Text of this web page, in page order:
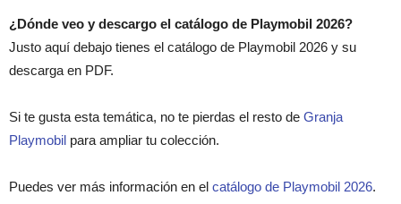
¿Dónde veo y descargo el catálogo de Playmobil 2026?
Justo aquí debajo tienes el catálogo de Playmobil 2026 y su
descarga en PDF.
Si te gusta esta temática, no te pierdas el resto de Granja
Playmobil para ampliar tu colección.
Puedes ver más información en el catálogo de Playmobil 2026.